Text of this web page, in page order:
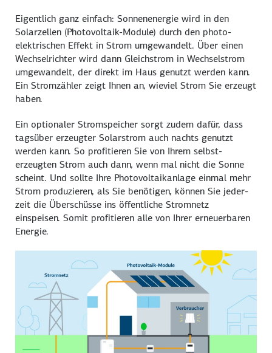
Eigentlich ganz einfach: Sonnen­energie wird in den
Solar­zellen (Photo­voltaik-Module) durch den photo­
elektrischen Effekt in Strom um­gewandelt. Über einen
Wechsel­richter wird dann Gleich­strom in Wechsel­strom
umge­wandelt, der direkt im Haus genutzt werden kann.
Ein Strom­zähler zeigt Ihnen an, wie­viel Strom Sie erzeugt
haben.
Ein optionaler Strom­speicher sorgt zudem dafür, dass
tags­über erzeugter Solar­strom auch nachts genutzt
werden kann. So profitieren Sie von Ihrem selbst­
erzeugten Strom auch dann, wenn mal nicht die Sonne
scheint. Und sollte Ihre Photo­voltaikanlage einmal mehr
Strom pro­du­zieren, als Sie benötigen, können Sie jeder­
zeit die Über­schüsse ins öffent­liche Strom­netz
einspeisen. Somit profitieren alle von Ihrer erneuer­baren
Energie.